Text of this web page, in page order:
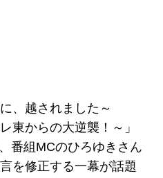
、越されました～
東からの大逆襲！～」
番組MCのひろゆきさん
を修正する一幕が話題